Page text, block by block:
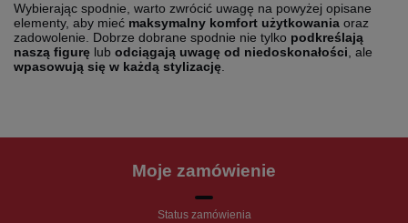
Wybierając spodnie, warto zwrócić uwagę na powyżej opisane
elementy, aby mieć maksymalny komfort użytkowania oraz
zadowolenie. Dobrze dobrane spodnie nie tylko podkreślają
naszą figurę lub odciągają uwagę od niedoskonałości, ale
wpasowują się w każdą stylizację.
Moje zamówienie
Status zamówienia